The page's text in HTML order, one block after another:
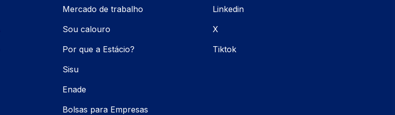
Mercado de trabalho
Sou calouro
Por que a Estácio?
Sisu
Enade
Bolsas para Empresas
Linkedin
X
Tiktok